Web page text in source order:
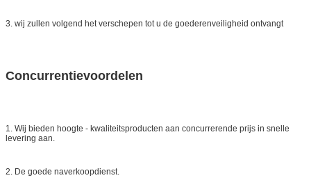
3. wij zullen volgend het verschepen tot u de goederenveiligheid ontvangt
Concurrentievoordelen
1. Wij bieden hoogte - kwaliteitsproducten aan concurrerende prijs in snelle
levering aan.
2. De goede naverkoopdienst.